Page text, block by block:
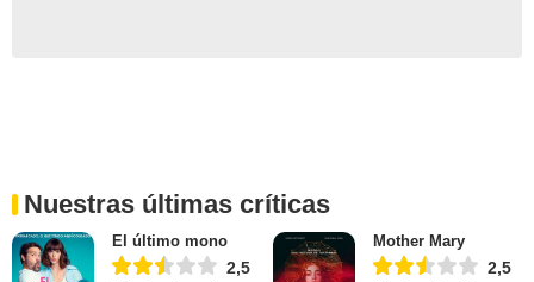
Nuestras últimas críticas
El último mono
2,5
Mother Mary
2,5